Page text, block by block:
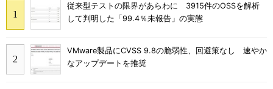
従来型テストの限界があらわに 3915件のOSSを解析
して判明した「99.4％未報告」の実態
VMware製品にCVSS 9.8の脆弱性、回避策なし 速やか
なアップデートを推奨